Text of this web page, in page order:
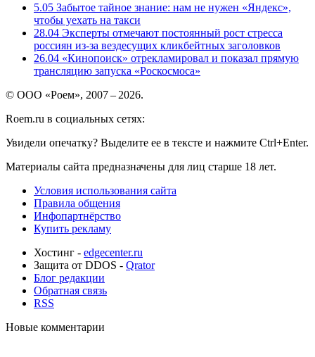
5.05 Забытое тайное знание: нам не нужен «Яндекс»,
чтобы уехать на такси
28.04 Эксперты отмечают постоянный рост стресса
россиян из-за вездесущих кликбейтных заголовков
26.04 «Кинопоиск» отрекламировал и показал прямую
трансляцию запуска «Роскосмоса»
© ООО «Роем», 2007 – 2026.
Roem.ru в социальных сетях:
Увидели опечатку? Выделите ее в тексте и нажмите Ctrl+Enter.
Материалы сайта предназначены для лиц старше 18 лет.
Условия использования сайта
Правила общения
Инфопартнёрство
Купить рекламу
Хостинг - edgecenter.ru
Защита от DDOS - Qrator
Блог редакции
Обратная связь
RSS
Новые комментарии